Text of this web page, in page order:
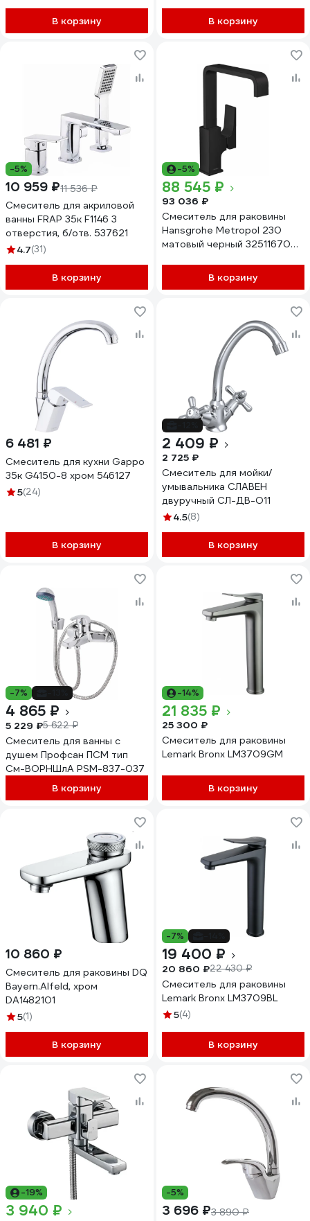
В корзину
матовый белый 32511700
00063143
В корзину
-5%
10 959 ₽11 536 ₽
Смеситель для акриловой
ванны FRAP 35к F1146 3
отверстия, б/отв. 537621
4.7(31)
В корзину
-5%
88 545 ₽
93 036 ₽
Смеситель для раковины
Hansgrohe Metropol 230
матовый черный 32511670
В корзину
6 481 ₽
Смеситель для кухни Gappo
35к G4150-8 хром 546127
5(24)
В корзину
2 409 ₽
2 725 ₽
Смеситель для мойки/
умывальника СЛАВЕН
двуручный СЛ-ДВ-О11
4.5(8)
В корзину
-7%
4 865 ₽
5 229 ₽5 622 ₽
Смеситель для ванны с
душем Профсан ПСМ тип
См-ВОРНШлА PSM-837-037
В корзину
-14%
21 835 ₽
25 300 ₽
Смеситель для раковины
Lemark Bronx LM3709GM
В корзину
10 860 ₽
Смеситель для раковины DQ
Bayern.Alfeld, хром
DA1482101
5(1)
В корзину
-7%
19 400 ₽
20 860 ₽22 430 ₽
Смеситель для раковины
Lemark Bronx LM3709BL
5(4)
В корзину
-19%
3 940 ₽
-5%
3 696 ₽3 890 ₽